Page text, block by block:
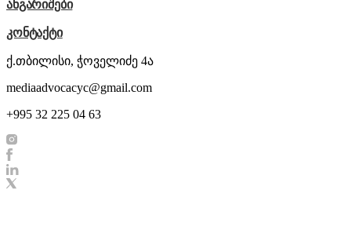
ანგარიშები
კონტაქტი
ქ.თბილისი, ჭოველიძე 4ა
mediaadvocacyc@gmail.com
+995 32 225 04 63